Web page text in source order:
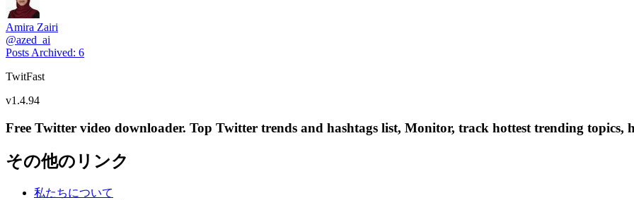
Amira Zairi
@azed_ai
Posts Archived: 6
TwitFast
v1.4.94
Free Twitter video downloader. Top Twitter trends and hashtags list, Monitor, track hottest trending topics,
その他のリンク
私たちについて